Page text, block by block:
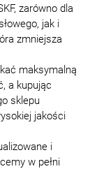
zarówno dla
jak i
zmniejsza
maksymalną
a kupując
sklepu
jakości
i
w pełni